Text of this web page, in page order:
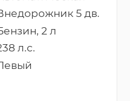
5 дв.
2 л
л.с.